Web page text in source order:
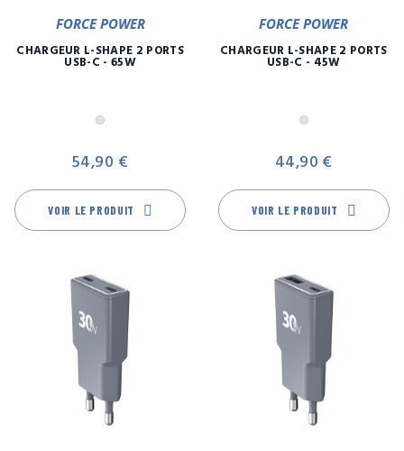
FORCE POWER
CHARGEUR L-SHAPE 2 PORTS
USB-C - 65W
Gris
54,90 €
VOIR LE PRODUIT
FORCE POWER
CHARGEUR L-SHAPE 2 PORTS
USB-C - 45W
Gris
44,90 €
VOIR LE PRODUIT